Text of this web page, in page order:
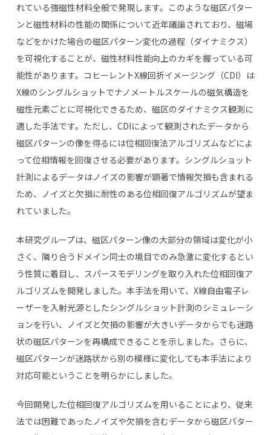
れている強磁性材料全般で発現します。このような磁区パター
ンと磁性材料の性能の関係について近年議論されており、磁場
などをかけた場合の磁区パターン変化の過程（ダイナミクス）
を可視化することが、磁性材料性能向上のカギを握っている可
能性があります。コヒーレントX線回折イメージング（CDI）は
X線のシングルショットでナノメートルスケールの磁気構造を
磁性元素ごとに可視化できるため、磁区のダイナミクス観測に
適した手法です。ただし、 CDIによって観測されたデータから
磁区パターンの像を得るには位相回復法アルゴリズムなどによ
って位相情報を回復させる必要があります。シングルショット
計測によるデータはノイズの影響が顕著で情報欠損も含まれる
ため、ノイズと欠損に耐性のある位相回復アルゴリズムが望ま
れていました。
本研究グループは、磁区パターン像の大部分の領域は変化が小
さく、隣り合うドメイン同士の境目でのみ急激に変化するとい
う性質に着目し、スパースモデリングを取り入れた位相回復ア
ルゴリズムを開発しました。本手法を用いて、 X線自由電子レ
ーザーを入射光源としたシングルショット計測のシミュレーシ
ョンを行い、ノイズと欠損の影響が大きいデータからでも迷路
状の磁区パターンを再構成できることを示しました。さらに、
磁区パターンが迷路状から別の模様に変化しても本手法により
対応可能ということを明らかにしました。
今回開発した位相回復アルゴリズムを用いることにより、従来
法では困難であったノイズや欠損を含むデータから磁区パター